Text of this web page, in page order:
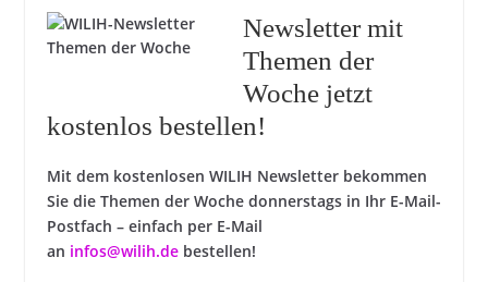
Newsletter mit
Themen der
Woche jetzt
kostenlos bestellen!
Mit dem kostenlosen WILIH Newsletter bekommen
Sie die Themen der Woche donnerstags in Ihr E-Mail-
Postfach – einfach per E-Mail
an infos@wilih.debestellen!